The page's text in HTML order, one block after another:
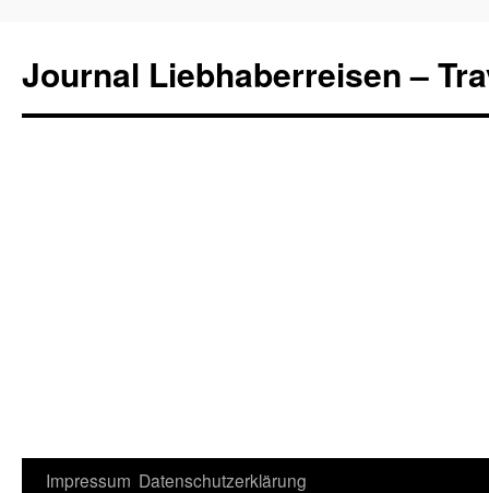
Journal Liebhaberreisen –
Zum
Impressum Datenschutzerklärung